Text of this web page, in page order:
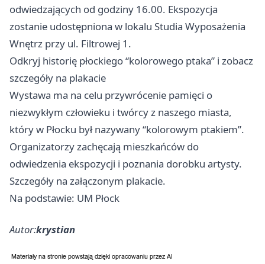
odwiedzających od godziny 16.00. Ekspozycja
zostanie udostępniona w lokalu Studia Wyposażenia
Wnętrz przy ul. Filtrowej 1.
Odkryj historię płockiego “kolorowego ptaka” i zobacz
szczegóły na plakacie
Wystawa ma na celu przywrócenie pamięci o
niezwykłym człowieku i twórcy z naszego miasta,
który w Płocku był nazywany “kolorowym ptakiem”.
Organizatorzy zachęcają mieszkańców do
odwiedzenia ekspozycji i poznania dorobku artysty.
Szczegóły na załączonym plakacie.
Na podstawie: UM Płock
Autor:krystian